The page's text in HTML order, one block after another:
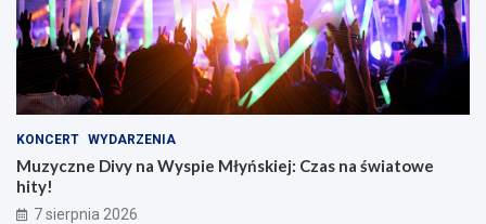
KONCERT WYDARZENIA
Muzyczne Divy na Wyspie Młyńskiej: Czas na światowe
hity!
7 sierpnia 2026